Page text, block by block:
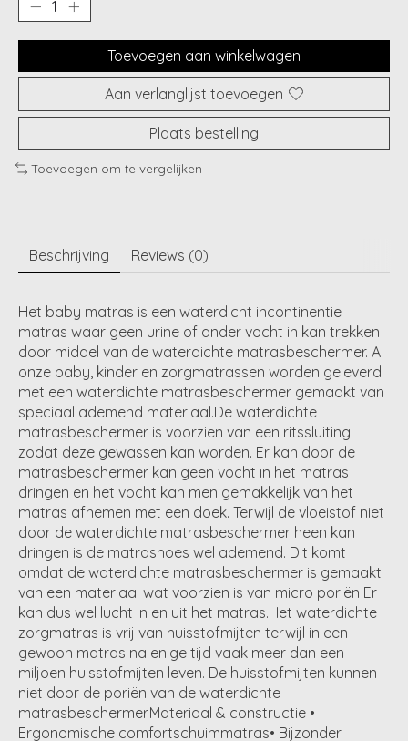
Toevoegen aan winkelwagen
Aan verlanglijst toevoegen
Plaats bestelling
Toevoegen om te vergelijken
Beschrijving Reviews (0)
Het baby matras is een waterdicht incontinentie
matras waar geen urine of ander vocht in kan trekken
door middel van de waterdichte matrasbeschermer. Al
onze baby, kinder en zorgmatrassen worden geleverd
met een waterdichte matrasbeschermer gemaakt van
speciaal ademend materiaal.De waterdichte
matrasbeschermer is voorzien van een ritssluiting
zodat deze gewassen kan worden. Er kan door de
matrasbeschermer kan geen vocht in het matras
dringen en het vocht kan men gemakkelijk van het
matras afnemen met een doek. Terwijl de vloeistof niet
door de waterdichte matrasbeschermer heen kan
dringen is de matrashoes wel ademend. Dit komt
omdat de waterdichte matrasbeschermer is gemaakt
van een materiaal wat voorzien is van micro poriën Er
kan dus wel lucht in en uit het matras.Het waterdichte
zorgmatras is vrij van huisstofmijten terwijl in een
gewoon matras na enige tijd vaak meer dan een
miljoen huisstofmijten leven. De huisstofmijten kunnen
niet door de poriën van de waterdichte
matrasbeschermer.Materiaal & constructie •
Ergonomische comfortschuimmatras• Bijzonder